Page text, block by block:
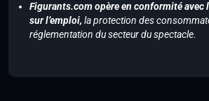
Figurants.com opère en conformité avec
sur l’emploi, la protection des
réglementation du secteur du spectacle.